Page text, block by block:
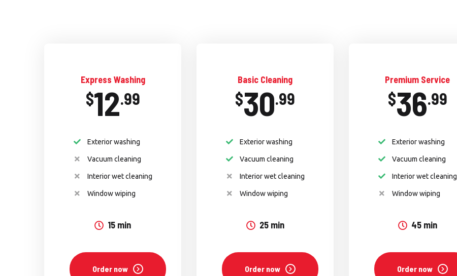
Express Washing
$12.99
Exterior washing
Vacuum cleaning
Interior wet cleaning
Window wiping
15 min
Order now
Basic Cleaning
$30.99
Exterior washing
Vacuum cleaning
Interior wet cleaning
Window wiping
25 min
Order now
Premium Service
$36.99
Exterior washing
Vacuum cleaning
Interior wet cleaning
Window wiping
45 min
Order now